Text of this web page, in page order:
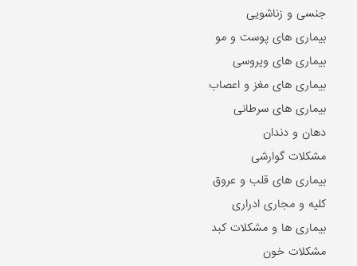
جنسی و زناشویی
بیماری های پوست و مو
بیماری های ویروسی
بیماری های مغز و اعصاب
بیماری های سرطانی
دهان و دندان
مشکلات گوارشی
بیماری های قلب و عروق
کلیه و مجاری ادراری
بیماری ها و مشکلات کبد
مشکلات خون